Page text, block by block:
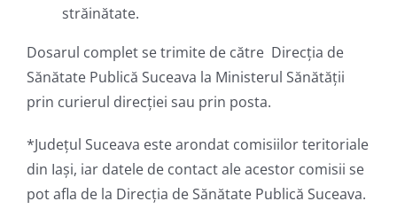
străinătate.
Dosarul complet se trimite de către Direcția de
Sănătate Publică Suceava la Ministerul Sănătății
prin curierul direcției sau prin posta.
*Județul Suceava este arondat comisiilor teritoriale
din Iași, iar datele de contact ale acestor comisii se
pot afla de la Direcția de Sănătate Publică Suceava.